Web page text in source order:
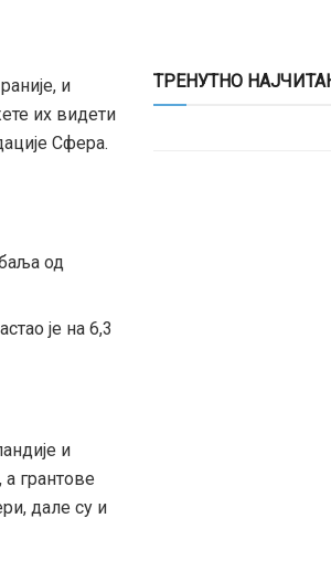
и
их видети
Сфера.
од
је на 6,3
и
грантове
дале су и
ТРЕНУТНО